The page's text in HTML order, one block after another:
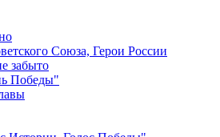
Союза, Герои России
забыто
Победы"